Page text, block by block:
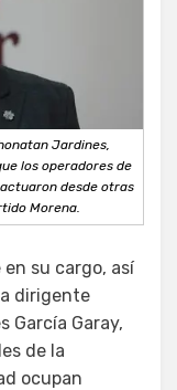
Jardines,
los operadores de
desde otras
Morena.
su cargo, así
dirigente
García Garay,
de la
ocupan